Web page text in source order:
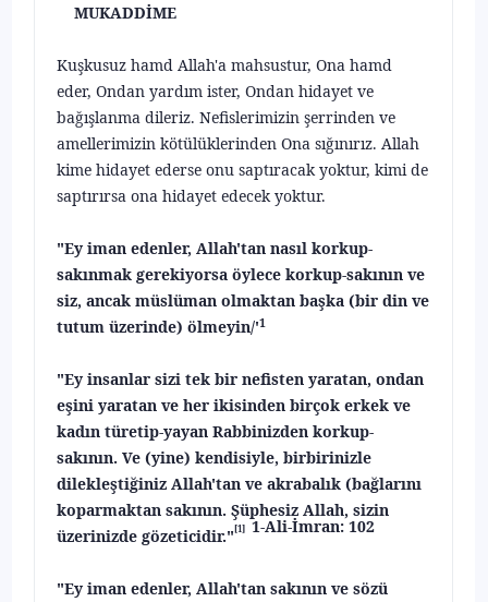
MUKADDİME
Kuşkusuz hamd Allah'a mahsustur, Ona hamd
eder, Ondan yardım ister, Ondan hidayet ve
bağışlanma dileriz. Nefislerimizin şerrinden ve
amellerimi­zin kötülüklerinden Ona sığınırız. Allah
kime hidayet ederse onu saptıracak yoktur, kimi de
saptırırsa ona hidayet edecek yoktur.
"Ey iman edenler, Allah'tan nasıl korkup-
sakınmak gerekiyor­sa öylece korkup-sakının ve
siz, ancak müslüman olmaktan başka (bir din ve
tutum üzerinde) ölmeyin/'1
"Ey insanlar sizi tek bir nefisten yaratan, ondan
eşini yaratan ve her ikisinden birçok erkek ve
kadın türetip-yayan Rabbinizden korkup-
sakının. Ve (yine) kendisiyle, birbirinizle
dilekleştiğiniz Allah'tan ve akrabalık (bağlarını
koparmaktan sakının. Şüphesiz Allah, sizin
üzerinizde gözeticidir." [1] 1-Ali-İmran: 102
"Ey iman edenler, Allah'tan sakının ve sözü